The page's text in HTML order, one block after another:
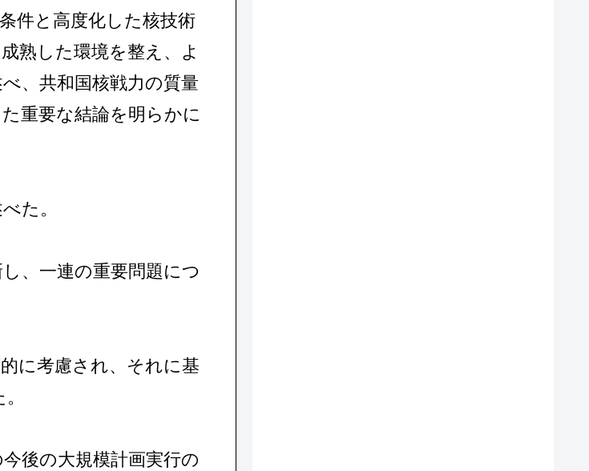
件と高度化した核技術
熟した環境を整え、よ
、共和国核戦力の質量
重要な結論を明らかに
た。
、一連の重要問題につ
に考慮され、それに基
後の大規模計画実行の